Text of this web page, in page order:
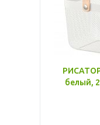
белый,